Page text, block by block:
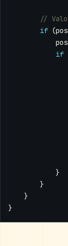
if (pos
pos
if
}
}
}
}